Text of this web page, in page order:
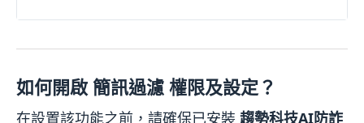
如何開啟 簡訊過濾 權限及設定？
在設置該功能之前，請確保已安裝 趨勢科技AI防詐